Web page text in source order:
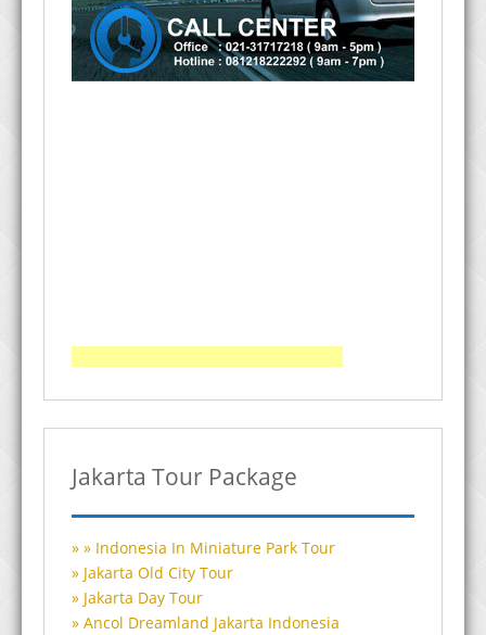
Jakarta Tour Package
Indonesia In Miniature Park Tour
Jakarta Old City Tour
Jakarta Day Tour
Ancol Dreamland Jakarta Indonesia